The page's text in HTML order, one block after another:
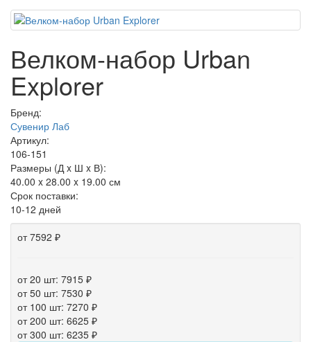
Велком-набор Urban
Explorer
Бренд:
Сувенир Лаб
Артикул:
106-151
Размеры (Д x Ш x В):
40.00 x 28.00 x 19.00 см
Срок поставки:
10-12 дней
от 7592 ₽
от 20 шт: 7915 ₽
от 50 шт: 7530 ₽
от 100 шт: 7270 ₽
от 200 шт: 6625 ₽
от 300 шт: 6235 ₽